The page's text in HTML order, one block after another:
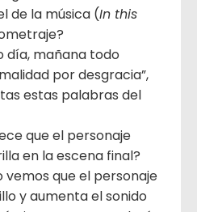
de la música (In this
día, mañana todo
por desgracia”,
estas palabras del
que el personaje
en la escena final?
vemos que el personaje
y aumenta el sonido